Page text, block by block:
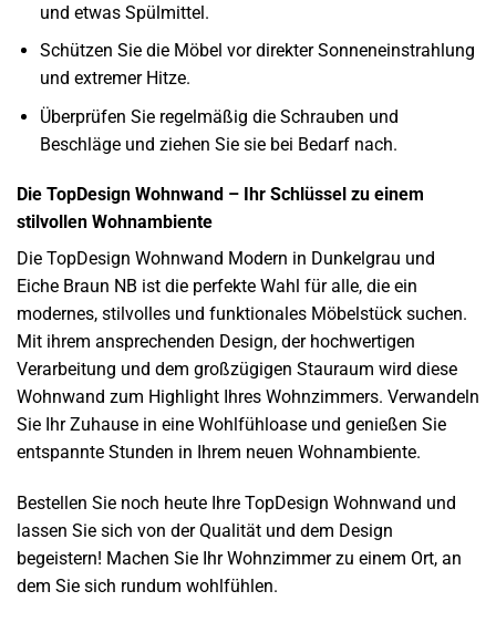
und etwas Spülmittel.
Schützen Sie die Möbel vor direkter Sonneneinstrahlung
und extremer Hitze.
Überprüfen Sie regelmäßig die Schrauben und
Beschläge und ziehen Sie sie bei Bedarf nach.
Die TopDesign Wohnwand – Ihr Schlüssel zu einem
stilvollen Wohnambiente
Die TopDesign Wohnwand Modern in Dunkelgrau und
Eiche Braun NB ist die perfekte Wahl für alle, die ein
modernes, stilvolles und funktionales Möbelstück suchen.
Mit ihrem ansprechenden Design, der hochwertigen
Verarbeitung und dem großzügigen Stauraum wird diese
Wohnwand zum Highlight Ihres Wohnzimmers. Verwandeln
Sie Ihr Zuhause in eine Wohlfühloase und genießen Sie
entspannte Stunden in Ihrem neuen Wohnambiente.
Bestellen Sie noch heute Ihre TopDesign Wohnwand und
lassen Sie sich von der Qualität und dem Design
begeistern! Machen Sie Ihr Wohnzimmer zu einem Ort, an
dem Sie sich rundum wohlfühlen.